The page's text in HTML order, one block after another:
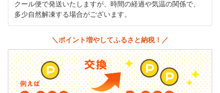
クール便で発送いたしますが、時間の経過や気温の関係で、
多少自然解凍する場合がございます。
＼ポイント増やしてふるさと納税！／